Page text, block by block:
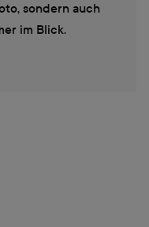
sondern auch
im Blick.